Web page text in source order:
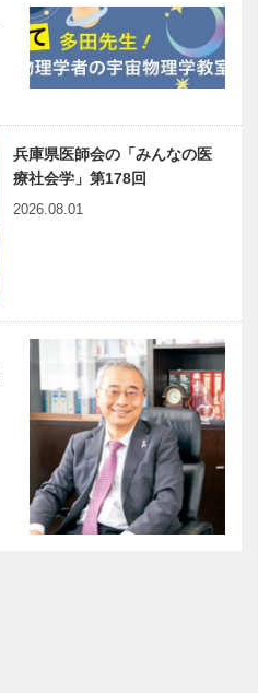
兵庫県医師会の「みんなの医
療社会学」第178回
2026.08.01